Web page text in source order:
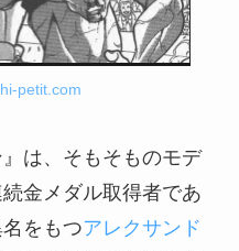
petit.com
は、そもそものモデ
金メダル取得者であ
をもつアレクサンド